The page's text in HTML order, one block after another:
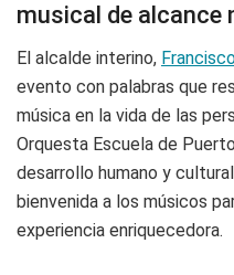
musical de alcance
El alcalde interino,
evento con palabras que
música en la vida de las
Orquesta Escuela de
desarrollo humano y
bienvenida a los músicos
experiencia enriquecedora.